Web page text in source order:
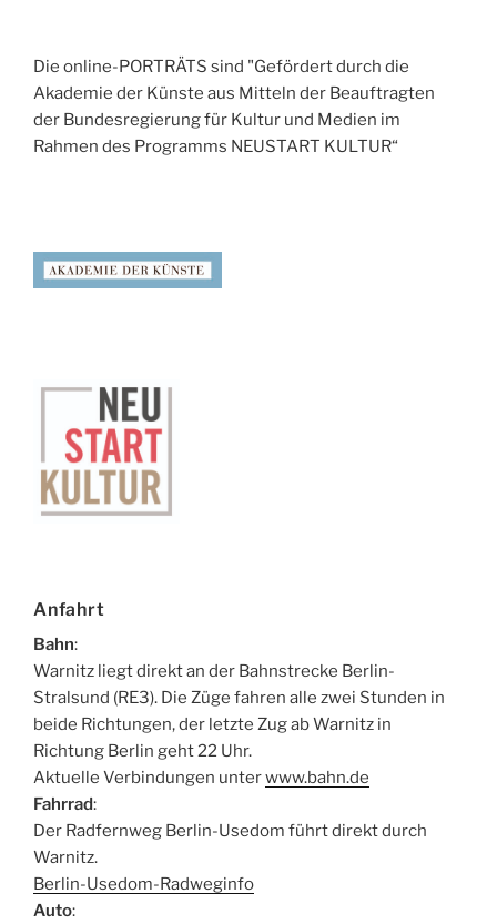
Die online-PORTRÄTS sind "Gefördert durch die
Akademie der Künste aus Mitteln der Beauftragten
der Bundesregierung für Kultur und Medien im
Rahmen des Programms NEUSTART KULTUR“
Anfahrt
Bahn:
Warnitz liegt direkt an der Bahnstrecke Berlin-
Stralsund (RE3). Die Züge fahren alle zwei Stunden in
beide Richtungen, der letzte Zug ab Warnitz in
Richtung Berlin geht 22 Uhr.
Aktuelle Verbindungen unterwww.bahn.de
Fahrrad:
Der Radfernweg Berlin-Usedom führt direkt durch
Warnitz.
Berlin-Usedom-Radweginfo
Auto: